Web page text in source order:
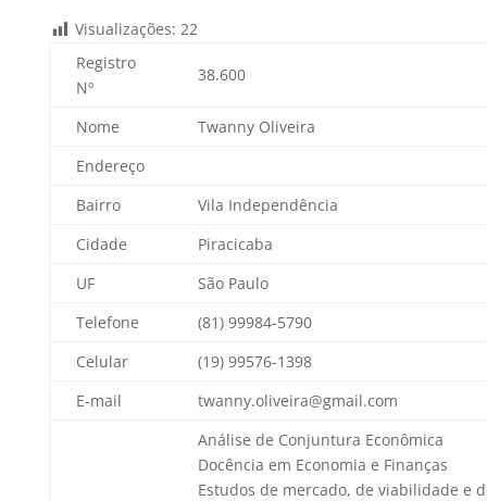
Visualizações: 22
Registro
Nº
38.600
Nome
Twanny Oliveira
Endereço
Bairro
Vila Independência
Cidade
Piracicaba
UF
São Paulo
Telefone
(81) 99984-5790
Celular
(19) 99576-1398
E-mail
twanny.oliveira@gmail.com
Análise de Conjuntura Econômica
Docência em Economia e Finanças
Estudos de mercado, de viabilidade e